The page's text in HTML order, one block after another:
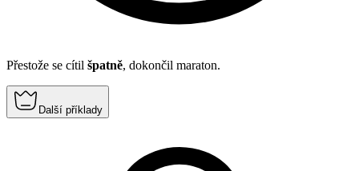
Přestože se cítil špatně, dokončil maraton.
Další příklady